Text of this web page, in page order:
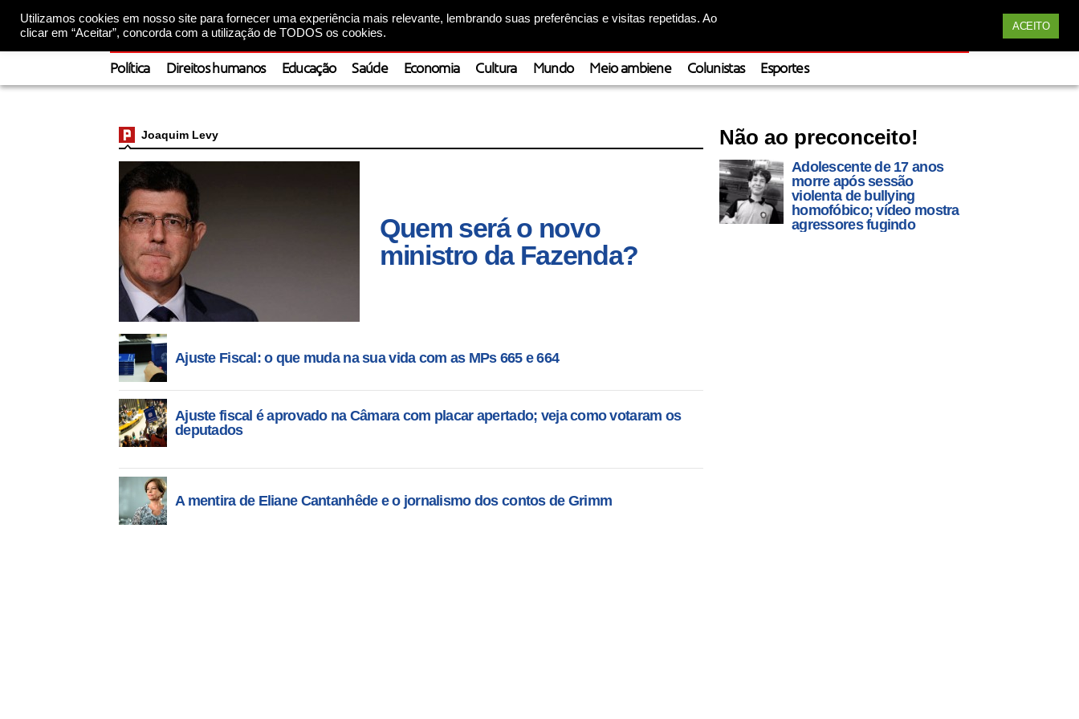
Utilizamos cookies em nosso site para fornecer uma experiência mais relevante, lembrando suas preferências e visitas repetidas. Ao
clicar em “Aceitar”, concorda com a utilização de TODOS os cookies.
ACEITO
Política Direitos humanos Educação Saúde Economia Cultura Mundo Meio ambiene Colunistas Esportes
Joaquim Levy
Quem será o novo
ministro da Fazenda?
Ajuste Fiscal: o que muda na sua vida com as MPs 665 e 664
Ajuste fiscal é aprovado na Câmara com placar apertado; veja como votaram os
deputados
A mentira de Eliane Cantanhêde e o jornalismo dos contos de Grimm
Não ao preconceito!
Adolescente de 17 anos
morre após sessão
violenta de bullying
homofóbico; vídeo mostra
agressores fugindo